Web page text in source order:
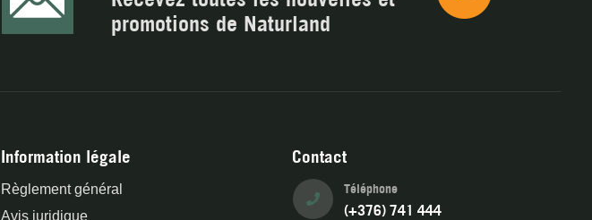
promotions de Naturland
Information légale
Règlement général
Avis juridique
Contact
Téléphone
(+376) 741 444